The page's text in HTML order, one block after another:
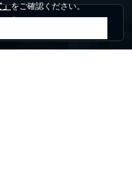
お問い合わせ
」をご確認ください。